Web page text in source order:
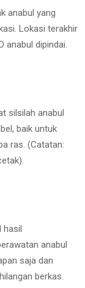
anabul yang
Lokasi terakhir
anabul dipindai.
silsilah anabul
baik untuk
ras. (Catatan:
hasil
anabul
saja dan
berkas.